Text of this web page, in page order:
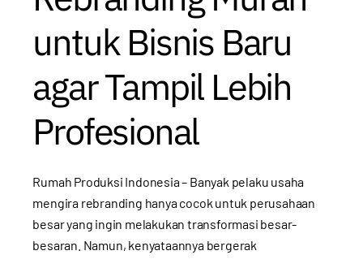
untuk Bisnis Baru
agar Tampil Lebih
Profesional
Rumah Produksi Indonesia – Banyak pelaku usaha
mengira rebranding hanya cocok untuk perusahaan
besar yang ingin melakukan transformasi besar-
besaran. Namun, kenyataannya bergerak